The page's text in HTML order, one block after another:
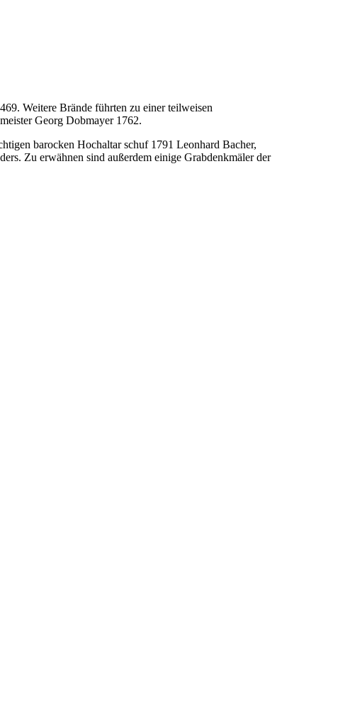
Weitere Brände führten zu einer teilweisen
Georg Dobmayer 1762.
barocken Hochaltar schuf 1791 Leonhard Bacher,
Zu erwähnen sind außerdem einige Grabdenkmäler der